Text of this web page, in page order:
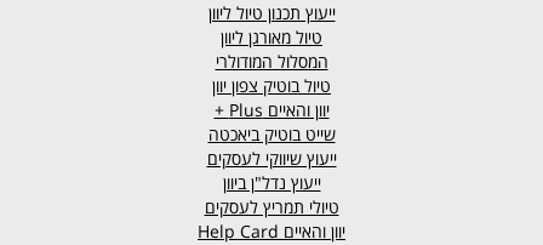
ייעוץ תכנון טיול ליוון
טיול מאורגן ליוון
המסלול המודולרי
טיול בוטיק צפון יוון
יוון והאיים Plus +
שייט בוטיק ביאכטה
ייעוץ שיווקי לעסקים
ייעוץ נדל"ן ביוון
טיולי תמריץ לעסקים
יוון והאיים Help Card